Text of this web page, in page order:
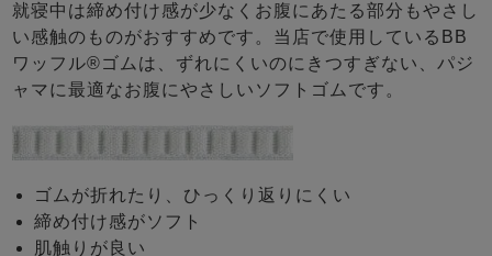
就寝中は締め付け感が少なくお腹にあたる部分もやさし
い感触のものがおすすめです。当店で使用しているBB
ワッフル®ゴムは、ずれにくいのにきつすぎない、パジ
ャマに最適なお腹にやさしいソフトゴムです。
ゴムが折れたり、ひっくり返りにくい
締め付け感がソフト
肌触りが良い